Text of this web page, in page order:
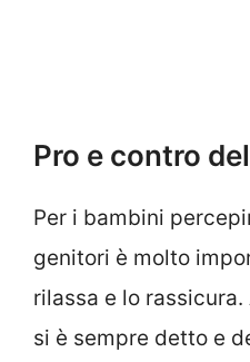
Pro e contro
Per i bambini
genitori è molto
rilassa e lo
si è sempre detto e